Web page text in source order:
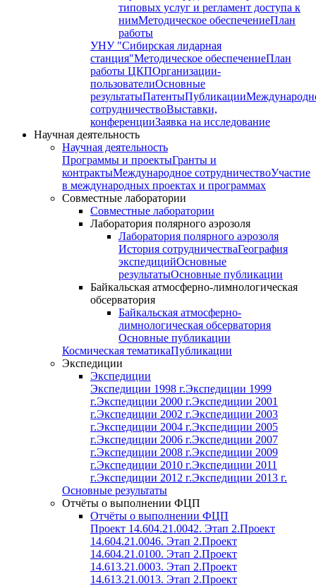
типовых услуг и регламент доступа к
нимМетодическое обеспечениеПлан
работы
УНУ "Сибирская лидарная
станция"Методическое обеспечениеПлан
работы ЦКПОрганизации-
пользователиОсновные
результатыПатентыПубликации
сотрудничествоВыставки,
конференцииЗаявка на исследование
Научная деятельность
Научная деятельность
Программы и проектыГранты и
контрактыМеждународное сотрудничествоУчастие
в международных проектах и программах
Совместные лаборатории
Совместные лаборатории
Лаборатория полярного аэрозоля
Лаборатория полярного аэрозоля
История сотрудничестваГеография
экспедицийОсновные
результатыОсновные публикации
Байкальская атмосферно-лимнологическая
обсерватория
Байкальская атмосферно-
лимнологическая обсерватория
Основные публикации
Космическая тематикаПубликации
Экспедиции
Экспедиции
Экспедиции 1998 г.Экспедиции 1999
г.Экспедиции 2000 г.Экспедиции 2001
г.Экспедиции 2002 г.Экспедиции 2003
г.Экспедиции 2004 г.Экспедиции 2005
г.Экспедиции 2006 г.Экспедиции 2007
г.Экспедиции 2008 г.Экспедиции 2009
г.Экспедиции 2010 г.Экспедиции 2011
г.Экспедиции 2012 г.Экспедиции 2013 г.
Основные результаты
Отчёты о выполнении ФЦП
Отчёты о выполнении ФЦП
Проект 14.604.21.0042. Этап 2.Проект
14.604.21.0046. Этап 2.Проект
14.604.21.0100. Этап 2.Проект
14.613.21.0003. Этап 2.Проект
14.613.21.0013. Этап 2.Проект